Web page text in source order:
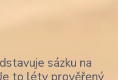
sázku na
to léty prověřený